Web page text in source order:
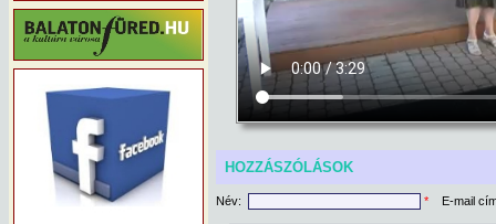
HOZZÁSZÓLÁSOK
Név: * E-mail